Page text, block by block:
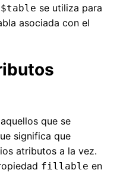
$table se utiliza para
asociada con el
que se
significa que
atributos a la vez.
fillable en